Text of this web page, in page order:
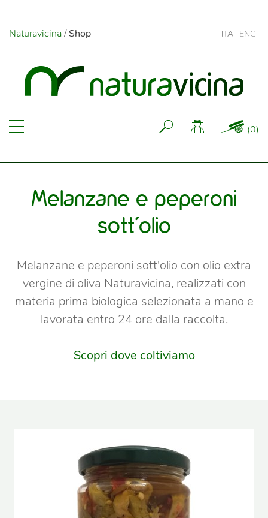
Naturavicina/Shop
(0)
ITA ENG
Melanzane e peperoni
sott'olio
Melanzane e peperoni sott'olio con olio extra
vergine di oliva Naturavicina, realizzati con
materia prima biologica selezionata a mano e
lavorata entro 24 ore dalla raccolta.
Scopri dove coltiviamo